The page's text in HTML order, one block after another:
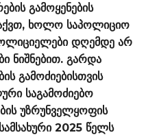
გამოყენების
ხოლო საპოლიციო
დღემდე არ
ნიშნებით. გარდა
გამოძიებისთვის
საგამოძიებო
უზრუნველყოფის
2025 წელს